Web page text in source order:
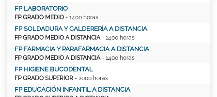
FP LABORATORIO
FP GRADO MEDIO - 1400 horas
FP SOLDADURA Y CALDERERÍA A DISTANCIA
FP GRADO MEDIO A DISTANCIA - 1400 horas
FP FARMACIA Y PARAFARMACIA A DISTANCIA
FP GRADO MEDIO A DISTANCIA - 1400 horas
FP HIGIENE BUCODENTAL
FP GRADO SUPERIOR - 2000 horas
FP EDUCACIÓN INFANTIL A DISTANCIA